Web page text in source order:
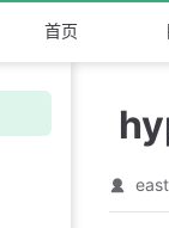
首页